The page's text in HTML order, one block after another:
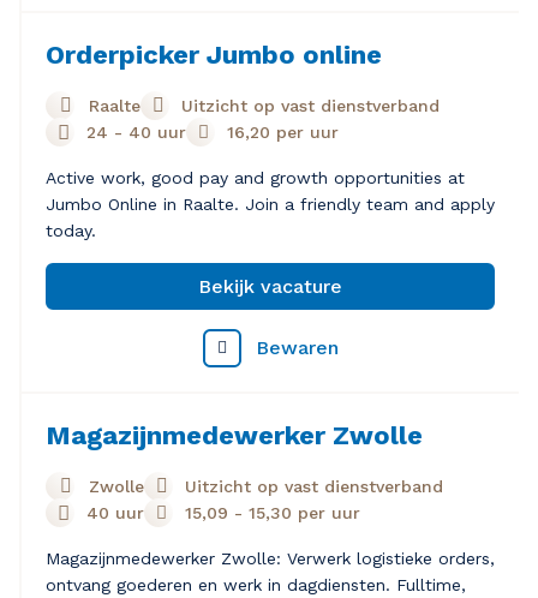
Orderpicker Jumbo online
Raalte
Uitzicht op vast dienstverband
24 - 40 uur
16,20 per uur
Active work, good pay and growth opportunities at
Jumbo Online in Raalte. Join a friendly team and apply
today.
Bekijk vacature
Bewaren
Magazijnmedewerker Zwolle
Zwolle
Uitzicht op vast dienstverband
40 uur
15,09 - 15,30 per uur
Magazijnmedewerker Zwolle: Verwerk logistieke orders,
ontvang goederen en werk in dagdiensten. Fulltime,